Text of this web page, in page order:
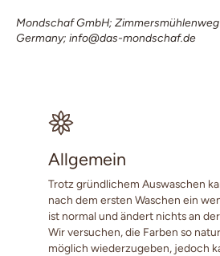
Mondschaf GmbH;
Germany; info@das-mondschaf.de
Allgemein
Trotz gründlichem Auswaschen
nach dem ersten Waschen ein
ist normal und ändert nichts an
Wir versuchen, die Farben so
möglich wiederzugeben, jedoch